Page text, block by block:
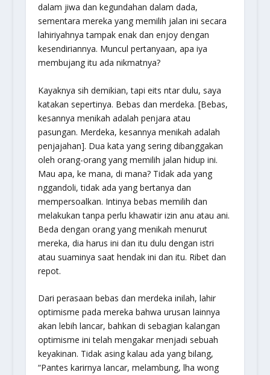
dalam jiwa dan kegundahan dalam dada,
sementara mereka yang memilih jalan ini secara
lahiriyahnya tampak enak dan enjoy dengan
kesendiriannya. Muncul pertanyaan, apa iya
membujang itu ada nikmatnya?
Kayaknya sih demikian, tapi eits ntar dulu, saya
katakan sepertinya. Bebas dan merdeka. [Bebas,
kesannya menikah adalah penjara atau
pasungan. Merdeka, kesannya menikah adalah
penjajahan]. Dua kata yang sering dibanggakan
oleh orang-orang yang memilih jalan hidup ini.
Mau apa, ke mana, di mana? Tidak ada yang
nggandoli, tidak ada yang bertanya dan
mempersoalkan. Intinya bebas memilih dan
melakukan tanpa perlu khawatir izin anu atau ani.
Beda dengan orang yang menikah menurut
mereka, dia harus ini dan itu dulu dengan istri
atau suaminya saat hendak ini dan itu. Ribet dan
repot.
Dari perasaan bebas dan merdeka inilah, lahir
optimisme pada mereka bahwa urusan lainnya
akan lebih lancar, bahkan di sebagian kalangan
optimisme ini telah mengakar menjadi sebuah
keyakinan. Tidak asing kalau ada yang bilang,
“Pantes karirnya lancar, melambung, lha wong